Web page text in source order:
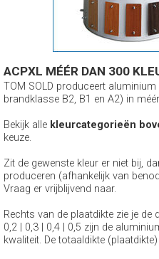
ACPXL MÉÉR DAN 300
TOM SOLD produceert
brandklasse B2, B1 en A2) in
Bekijk alle kleurcategorieën
keuze.
Zit de gewenste kleur er niet bij,
produceren (afhankelijk van
Vraag er vrijblijvend naar.
Rechts van de plaatdikte zie je de
0,2 | 0,3 | 0,4 | 0,5 zijn de
kwaliteit. De totaaldikte